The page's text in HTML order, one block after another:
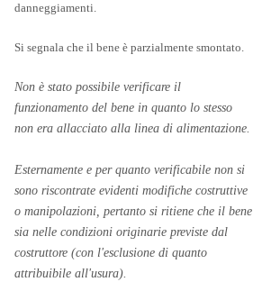
danneggiamenti.
Si segnala che il bene è parzialmente smontato.
Non è stato possibile verificare il
funzionamento del bene in quanto lo stesso
non era allacciato alla linea di alimentazione.
Esternamente e per quanto verificabile non si
sono riscontrate evidenti modifiche costruttive
o manipolazioni, pertanto si ritiene che il bene
sia nelle condizioni originarie previste dal
costruttore (con l'esclusione di quanto
attribuibile all'usura).